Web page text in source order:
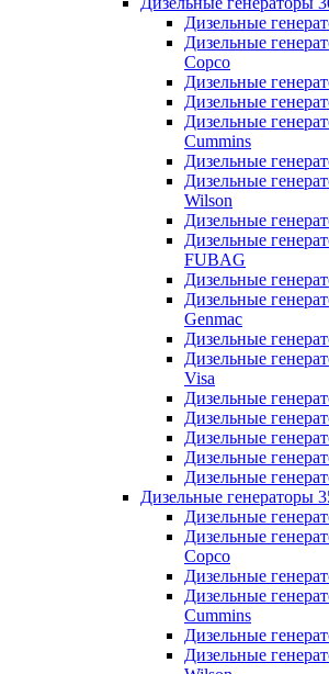
Дизельные
Дизельные
Copco
Дизельные
Дизельные
Дизельные
Cummins
Дизельные
Дизельные
Wilson
Дизельные
Дизельные
FUBAG
Дизельные
Дизельные
Genmac
Дизельные
Дизельные
Visa
Дизельные
Дизельные
Дизельные
Дизельные
Дизельные
Дизельные генераторы
Дизельные
Дизельные
Copco
Дизельные
Дизельные
Cummins
Дизельные
Дизельные